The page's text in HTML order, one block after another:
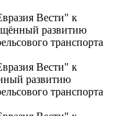
Вести" к
развитию
транспорта
Вести" к
развитию
транспорта